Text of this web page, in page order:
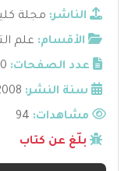
الناشر: مجلة
الأقسام: علم
عدد الصفحات:
سنة النشر:
مشاهدات:
بلّغ عن كتاب